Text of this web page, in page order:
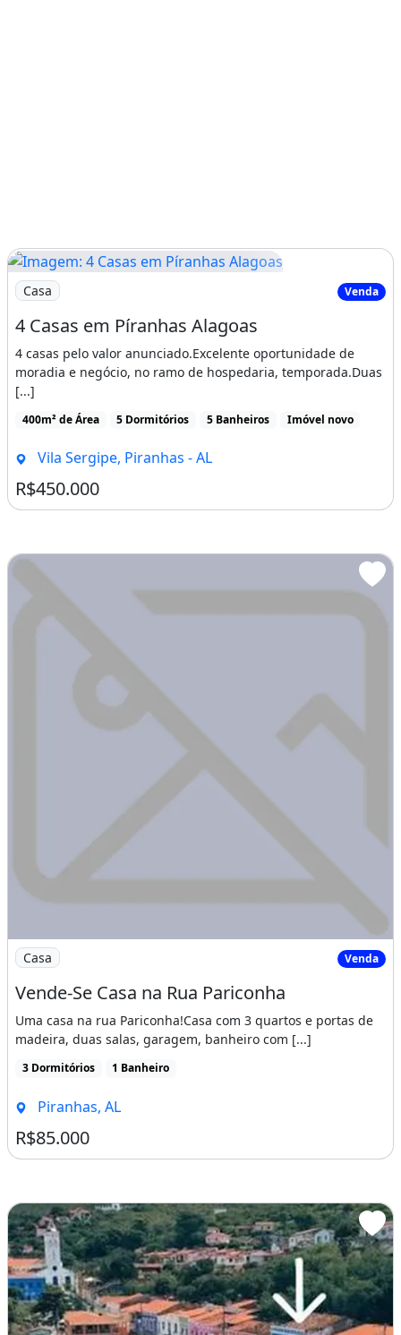
Imagem: 4 Casas em Píranhas Alagoas
Casa Venda
4 Casas em Píranhas Alagoas
4 casas pelo valor anunciado.Excelente oportunidade de
moradia e negócio, no ramo de hospedaria, temporada.Duas
[...]
400m² de Área 5 Dormitórios 5 Banheiros Imóvel novo
Vila Sergipe, Piranhas - AL
R$450.000
Imagem: Vende-Se Casa na Rua Pariconha
Casa Venda
Vende-Se Casa na Rua Pariconha
Uma casa na rua Pariconha!Casa com 3 quartos e portas de
madeira, duas salas, garagem, banheiro com [...]
3 Dormitórios 1 Banheiro
Piranhas, AL
R$85.000